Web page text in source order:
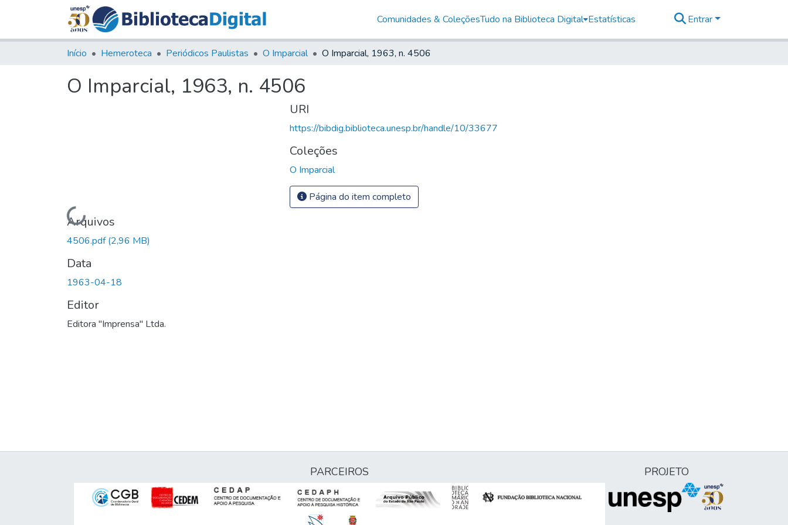
Comunidades & ColeçõesTudo na Biblioteca Digital Estatísticas Entrar
Início Hemeroteca Periódicos Paulistas O Imparcial O Imparcial, 1963, n. 4506
O Imparcial, 1963, n. 4506
Carregando...
Arquivos
4506.pdf(2,96 MB)
Data
1963-04-18
Editor
Editora "Imprensa" Ltda.
URI
https://bibdig.biblioteca.unesp.br/handle/10/33677
Coleções
O Imparcial
Página do item completo
PARCEIROS PROJETO